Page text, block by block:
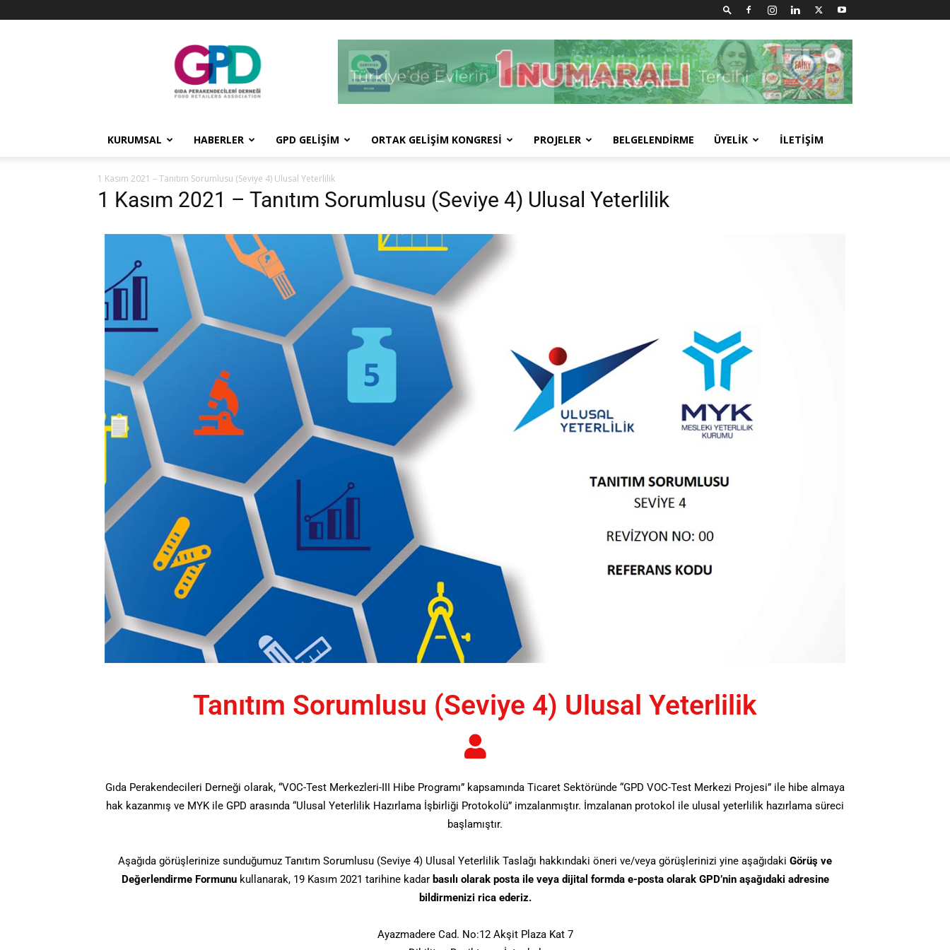
GPD
KURUMSAL HABERLER GPD GELİŞİM ORTAK GELİŞİM KONGRESİ PROJELER BELGELENDİRME ÜYELİK İLETİŞİM
1 Kasım 2021 – Tanıtım Sorumlusu (Seviye 4) Ulusal Yeterlilik
1 Kasım 2021 – Tanıtım Sorumlusu (Seviye 4) Ulusal Yeterlilik
Tanıtım Sorumlusu (Seviye 4) Ulusal Yeterlilik
Gıda Perakendecileri Derneği olarak, “VOC-Test Merkezleri-III Hibe Programı” kapsamında Ticaret Sektöründe “GPD VOC-Test Merkezi Projesi” ile hibe almaya
hak kazanmış ve MYK ile GPD arasında “Ulusal Yeterlilik Hazırlama İşbirliği Protokolü” imzalanmıştır. İmzalanan protokol ile ulusal yeterlilik hazırlama süreci
başlamıştır.
Aşağıda görüşlerinize sunduğumuz Tanıtım Sorumlusu (Seviye 4) Ulusal Yeterlilik Taslağı hakkındaki öneri ve/veya görüşlerinizi yine aşağıdaki Görüş ve
Değerlendirme Formunukullanarak, 19 Kasım 2021 tarihine kadar basılı olarak posta ile veya dijital formda e-posta olarak GPD’nin aşağıdaki adresine
bildirmenizi rica ederiz.
Ayazmadere Cad. No:12 Akşit Plaza Kat 7